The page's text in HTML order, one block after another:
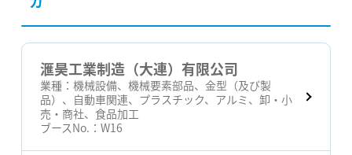
滙昊工業制造（大連）有限公司
業種：機械設備、機械要素部品、金型（及び製
品）、自動車関連、プラスチック、アルミ、卸・小
売・商社、食品加工
ブースNo.：W16